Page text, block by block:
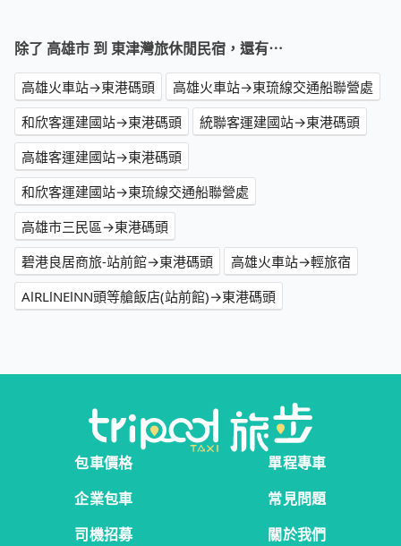
除了 高雄市 到 東津灣旅休閒民宿，還有⋯
高雄火車站→東港碼頭
高雄火車站→東琉線交通船聯營處
和欣客運建國站→東港碼頭
統聯客運建國站→東港碼頭
高雄客運建國站→東港碼頭
和欣客運建國站→東琉線交通船聯營處
高雄市三民區→東港碼頭
碧港良居商旅-站前館→東港碼頭
高雄火車站→輕旅宿
AlRLlNElNN頭等艙飯店(站前館)→東港碼頭
包車價格
單程專車
企業包車
常見問題
司機招募
關於我們